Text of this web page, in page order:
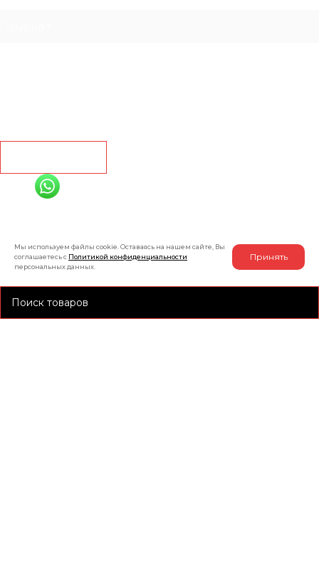
Мы используем файлы cookie. Оставаясь на нашем сайте, Вы
соглашаетесь с Политикой конфиденциальности
персональных данных.
Принять